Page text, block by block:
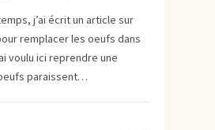
j’ai écrit un article sur
remplacer les oeufs dans
voulu ici reprendre une
paraissent…